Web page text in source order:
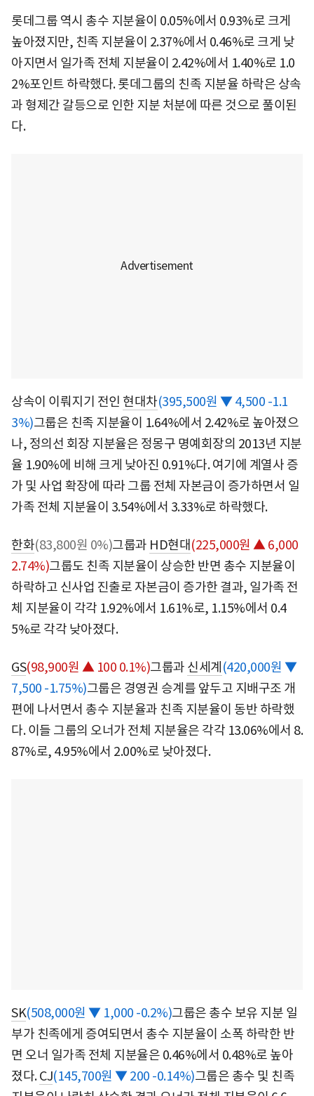
롯데그룹 역시 총수 지분율이 0.05%에서 0.93%로 크게
높아졌지만, 친족 지분율이 2.37%에서 0.46%로 크게 낮
아지면서 일가족 전체 지분율이 2.42%에서 1.40%로 1.0
2%포인트 하락했다. 롯데그룹의 친족 지분율 하락은 상속
과 형제간 갈등으로 인한 지분 처분에 따른 것으로 풀이된
다.
상속이 이뤄지기 전인 현대차(395,500원 ▼ 4,500 -1.1
3%)그룹은 친족 지분율이 1.64%에서 2.42%로 높아졌으
나, 정의선 회장 지분율은 정몽구 명예회장의 2013년 지분
율 1.90%에 비해 크게 낮아진 0.91%다. 여기에 계열사 증
가 및 사업 확장에 따라 그룹 전체 자본금이 증가하면서 일
가족 전체 지분율이 3.54%에서 3.33%로 하락했다.
한화(83,800원 0%)그룹과 HD현대 (225,000원 ▲ 6,000
2.74%)그룹도 친족 지분율이 상승한 반면 총수 지분율이
하락하고 신사업 진출로 자본금이 증가한 결과, 일가족 전
체 지분율이 각각 1.92%에서 1.61%로, 1.15%에서 0.4
5%로 각각 낮아졌다.
GS(98,900원 ▲ 100 0.1%)그룹과 신세계 (420,000원 ▼
7,500 -1.75%)그룹은 경영권 승계를 앞두고 지배구조 개
편에 나서면서 총수 지분율과 친족 지분율이 동반 하락했
다. 이들 그룹의 오너가 전체 지분율은 각각 13.06%에서 8.
87%로, 4.95%에서 2.00%로 낮아졌다.
SK(508,000원 ▼ 1,000 -0.2%)그룹은 총수 보유 지분 일
부가 친족에게 증여되면서 총수 지분율이 소폭 하락한 반
면 오너 일가족 전체 지분율은 0.46%에서 0.48%로 높아
졌다.CJ(145,700원 ▼ 200 -0.14%)그룹은 총수 및 친족